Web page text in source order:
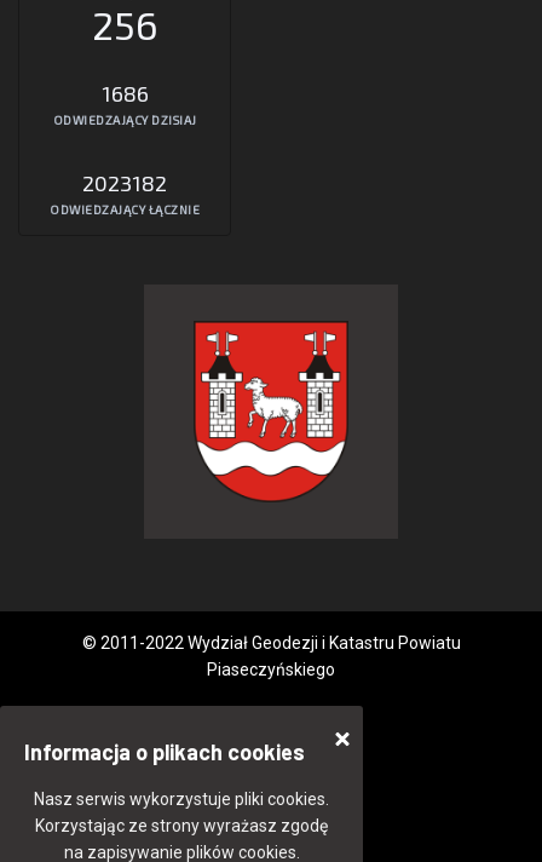
256
1686
ODWIEDZAJĄCY DZISIAJ
2023182
ODWIEDZAJĄCY ŁĄCZNIE
© 2011-2022 Wydział Geodezji i Katastru Powiatu
Piaseczyńskiego
Informacja o plikach cookies
Nasz serwis wykorzystuje pliki cookies.
Korzystając ze strony wyrażasz zgodę
na zapisywanie plików cookies.